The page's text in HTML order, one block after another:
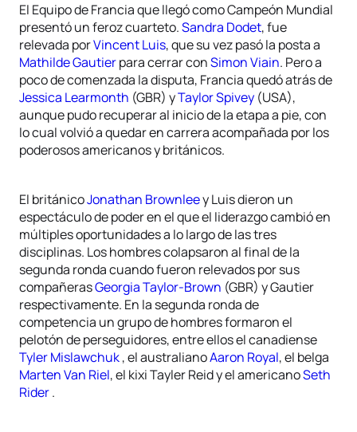
El Equipo de Francia que llegó como Campeón Mundial
presentó un feroz cuarteto.Sandra Dodet, fue
relevada porVincent Luis, que su vez pasó la posta a
Mathilde Gautierpara cerrar conSimon Viain. Pero a
poco de comenzada la disputa, Francia quedó atrás de
Jessica Learmonth (GBR) yTaylor Spivey (USA),
aunque pudo recuperar al inicio de la etapa a pie, con
lo cual volvió a quedar en carrera acompañada por los
poderosos americanos y británicos.
El británicoJonathan Brownleey Luis dieron un
espectáculo de poder en el que el liderazgo cambió en
múltiples oportunidades a lo largo de las tres
disciplinas. Los hombres colapsaron al final de la
segunda ronda cuando fueron relevados por sus
compañerasGeorgia Taylor-Brown (GBR) y Gautier
respectivamente. En la segunda ronda de
competencia un grupo de hombres formaron el
pelotón de perseguidores, entre ellos el canadiense
Tyler Mislawchuk, el australianoAaron Royal, el belga
Marten Van Riel, el kixi Tayler Reid y el americanoSeth
Rider.